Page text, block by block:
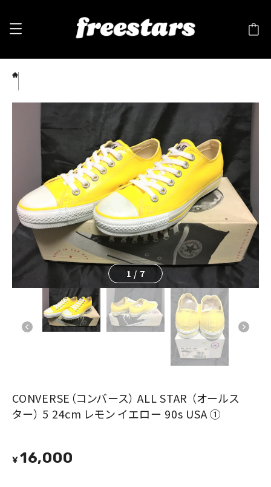
USA ①
1 / 7
CONVERSE（コンバース） ALL STAR （オールス
ター） 5 24cm レモン イエロー 90s USA ①
¥16,000